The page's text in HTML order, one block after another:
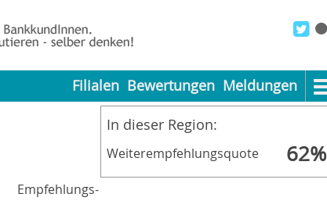
Filialen Bewertungen Meldungen
In dieser Region:
Weiterempfehlungsquote 62%
Empfehlungs-